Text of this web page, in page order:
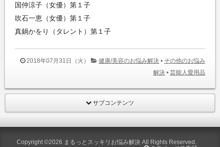
国仲涼子（女優）第１子
吹石一恵（女優）第１子
真鍋かをり（タレント）第１子
2018年07月31日（火） 健康/美容のお悩み解決 • その他のお悩み
解決 • 芸能人愛用品
サブコンテンツ
Copyright ©2026 まるっとスッキリお悩み解決 All Rights Reserved.